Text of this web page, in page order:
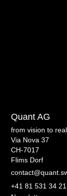
Quant AG
from vision to
Via Nova 37
CH-7017
Flims Dorf
+41 81 531 34 21